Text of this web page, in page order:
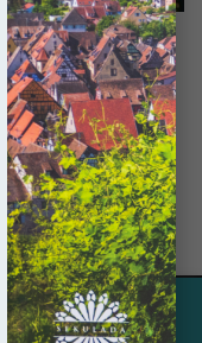
kojarzy się z
i ciężko się temu
by sekulada.com
usługi na